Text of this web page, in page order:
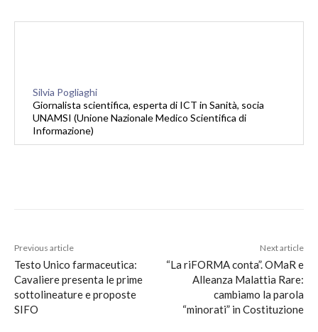
Silvia Pogliaghi
Giornalista scientifica, esperta di ICT in Sanità, socia
UNAMSI (Unione Nazionale Medico Scientifica di
Informazione)
Previous article
Testo Unico farmaceutica:
Cavaliere presenta le prime
sottolineature e proposte
SIFO
Next article
“La riFORMA conta”. OMaR e
Alleanza Malattia Rare:
cambiamo la parola
“minorati” in Costituzione